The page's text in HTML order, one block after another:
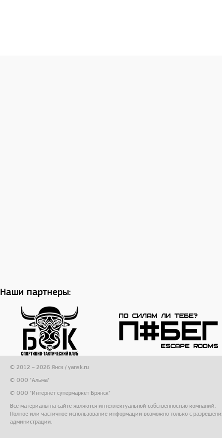
Наши партнеры:
© 2012 – 2026 Янск / yansk.ru
© ООО "Альма"
© ООО "Интернет супермаркет Брянск"
Все материалы на сайте являются интеллектуальной собственностью компаний.
Полное или частичное использование информации возможно только с
администрации.